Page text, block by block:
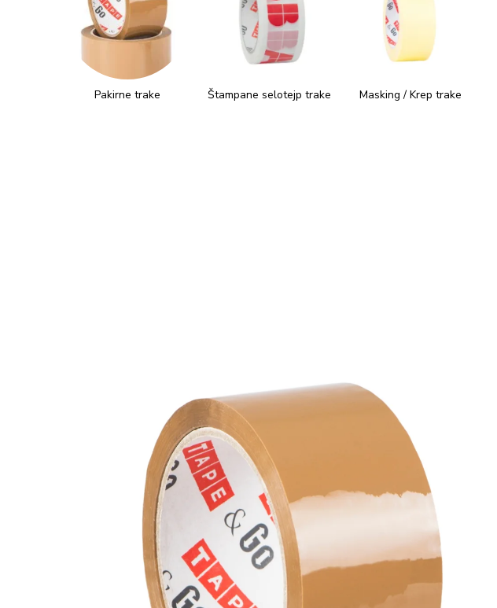
Pakirne trake Štampane selotejp trake Masking / Krep trake